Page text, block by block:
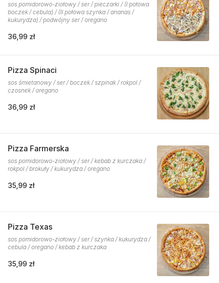
sos pomidorowo-ziołowy / ser / pieczarki / (I połowa
boczek / cebula) / (II połowa szynka / ananas /
kukurydza) / podwójny ser / oregano
36,99 zł
Pizza Spinaci
sos śmietanowy / ser / boczek / szpinak / rokpol /
czosnek / oregano
36,99 zł
Pizza Farmerska
sos pomidorowo-ziołowy / ser / kebab z kurczaka /
rokpol / brokuły / kukurydza / oregano
35,99 zł
Pizza Texas
sos pomidorowo-ziołowy / ser / szynka / kukurydza /
cebula / oregano / kebab z kurczaka
35,99 zł